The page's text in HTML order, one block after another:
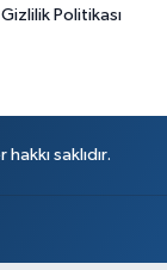
Gizlilik Politikası
saklıdır.